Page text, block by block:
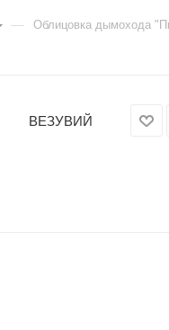
— Облицовка дымохода
ВЕЗУВИЙ